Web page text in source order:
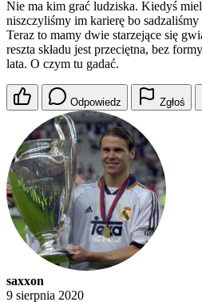
Nie ma kim grać ludziska. Kiedyś
niszczyliśmy im karierę bo
Teraz to mamy dwie starzejące się
reszta składu jest przeciętna, bez
lata. O czym tu gadać.
Odpowiedz Zgłoś
saxxon
9 sierpnia 2020